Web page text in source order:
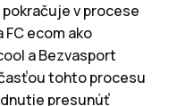
v procese
ecom ako
a Bezvasport
tohto procesu
presunúť